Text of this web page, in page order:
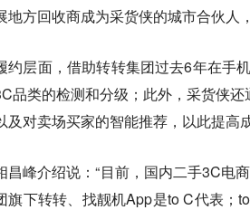
地方回收商成为采货侠的城市合伙人
约层面，借助转转集团过去6年在手
品类的检测和分级；此外，采货侠
及对卖场买家的智能推荐，以此提高
昌峰介绍说：“目前，国内二手3C电
旗下转转、找靓机App是to C代表；